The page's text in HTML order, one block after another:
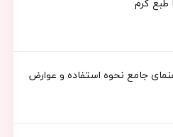
جامع نحوه استفاده و عوارض